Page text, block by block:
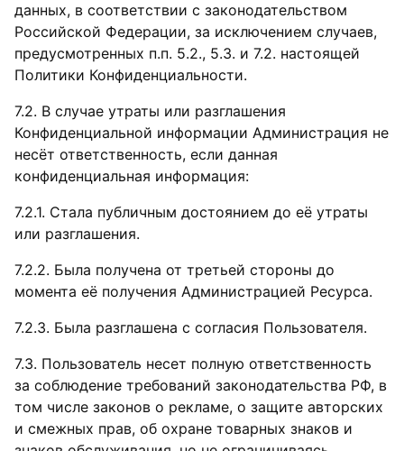
данных, в соответствии с законодательством
Российской Федерации, за исключением случаев,
предусмотренных п.п. 5.2., 5.3. и 7.2. настоящей
Политики Конфиденциальности.
7.2. В случае утраты или разглашения
Конфиденциальной информации Администрация не
несёт ответственность, если данная
конфиденциальная информация:
7.2.1. Стала публичным достоянием до её утраты
или разглашения.
7.2.2. Была получена от третьей стороны до
момента её получения Администрацией Ресурса.
7.2.3. Была разглашена с согласия Пользователя.
7.3. Пользователь несет полную ответственность
за соблюдение требований законодательства РФ, в
том числе законов о рекламе, о защите авторских
и смежных прав, об охране товарных знаков и